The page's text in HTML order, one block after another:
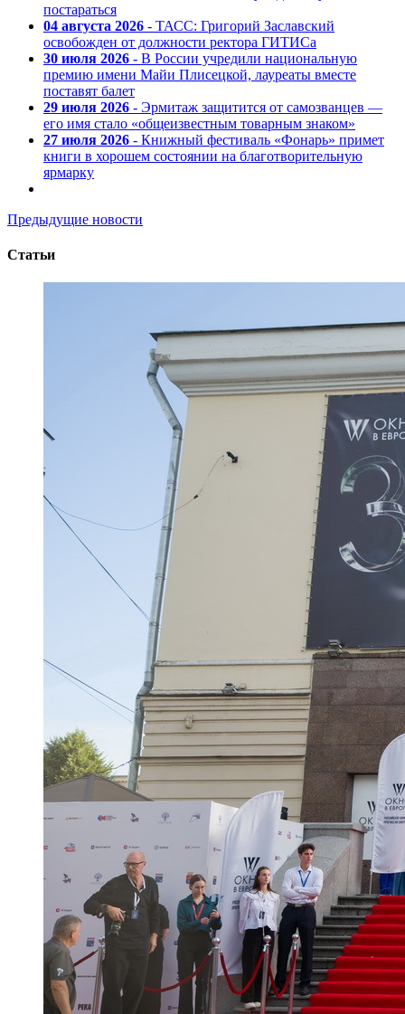
постараться
04 августа 2026 - ТАСС: Григорий Заславский
освобожден от должности ректора ГИТИСа
30 июля 2026 - В России учредили национальную
премию имени Майи Плисецкой, лауреаты вместе
поставят балет
29 июля 2026 - Эрмитаж защитится от самозванцев —
его имя стало «общеизвестным товарным знаком»
27 июля 2026 - Книжный фестиваль «Фонарь» примет
книги в хорошем состоянии на благотворительную
ярмарку
Предыдущие новости
Статьи